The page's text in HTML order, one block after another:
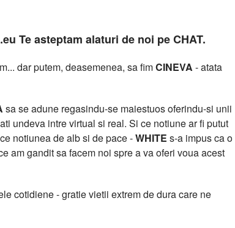
Te asteptam alaturi de noi pe CHAT.
dar putem, deasemenea, sa fimCINEVA - atata
sa se adune regasindu-se maiestuos oferindu-si unii
undeva intre virtual si real. Si ce notiune ar fi putut
notiunea de alb si de pace -WHITE s-a impus ca o
am gandit sa facem noi spre a va oferi voua acest
cotidiene - gratie vietii extrem de dura care ne